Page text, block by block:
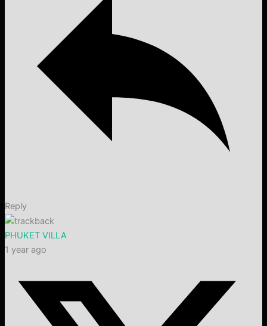
Reply
PHUKET VILLA
1 year ago